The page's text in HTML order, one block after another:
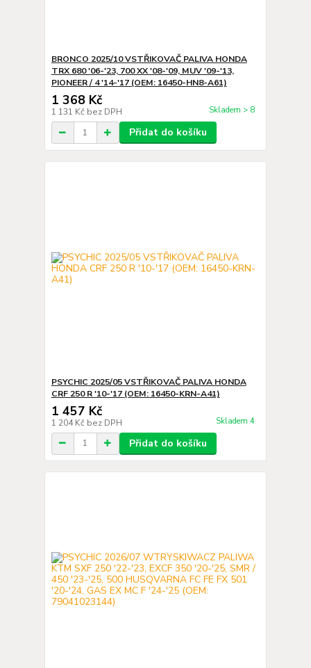
BRONCO 2025/10 VSTŘIKOVAČ PALIVA HONDA
TRX 680 '06-'23, 700 XX '08-'09, MUV '09-'13,
PIONEER / 4 '14-'17 (OEM: 16450-HN8-A61)
1 368 Kč
1 131 Kč bez DPH Skladem > 8
Přidat do košíku
PSYCHIC 2025/05 VSTŘIKOVAČ PALIVA HONDA
CRF 250 R '10-'17 (OEM: 16450-KRN-A41)
1 457 Kč
1 204 Kč bez DPH Skladem 4
Přidat do košíku